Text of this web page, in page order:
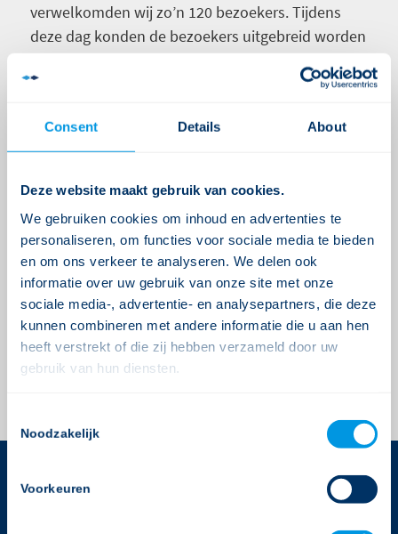
Consent Details About
Deze website maakt gebruik van cookies.
We gebruiken cookies om inhoud en advertenties te
personaliseren, om functies voor sociale media te bieden
en om ons verkeer te analyseren. We delen ook
informatie over uw gebruik van onze site met onze
sociale media-, advertentie- en analysepartners, die deze
kunnen combineren met andere informatie die u aan hen
heeft verstrekt of die zij hebben verzameld door uw
gebruik van hun diensten.
Selection
Noodzakelijk
Voorkeuren
verwelkomden wij zo’n 120 bezoekers. Tijdens
deze dag konden de bezoekers uitgebreid worden
applicatie waarmee Ysis data gevisualiseerd kan
Dwang, de roadmap 2019 en vele andere zaken.
Dit gebeurde zowel in “break-out” sessies als in
een doorlopende informatiemarkt, zowel binnen
Wij bedanken alle bezoekers voor hun komst en
hopen dat ze een leuke en nuttige dag hebben
gehad.
U kunthierklikken voor een impressie van deze
dag.